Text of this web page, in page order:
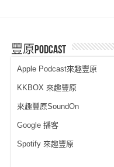
豐原PodCast
Apple Podcast來趣豐原
KKBOX 來趣豐原
來趣豐原SoundOn
Google 播客
Spotify 來趣豐原